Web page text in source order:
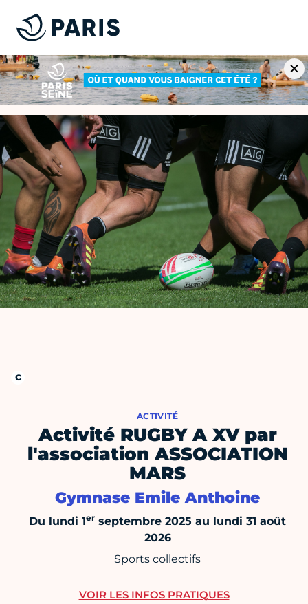
ACTIVITÉ
Activité RUGBY A XV par
l'association ASSOCIATION
MARS
Gymnase Emile Anthoine
Du lundi 1er septembre 2025 au lundi 31 août
2026
Sports collectifs
VOIR LES INFOS PRATIQUES